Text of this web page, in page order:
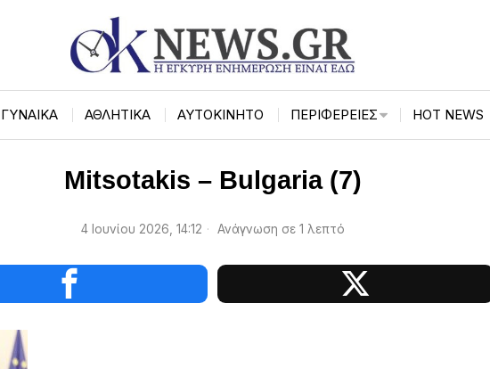
ΓΥΝΑΙΚΑ ΑΘΛΗΤΙΚΑ ΑΥΤΟΚΙΝΗΤΟ ΠΕΡΙΦΈΡΕΙΕΣ HOT NEWS
Mitsotakis – Bulgaria (7)
4 Ιουνίου 2026, 14:12 Ανάγνωση σε 1 λεπτό